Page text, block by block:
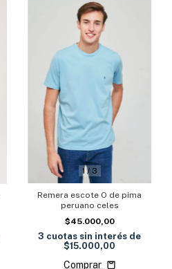
1/ 3
Remera escote O de pima
peruano celes
$45.000,00
3 cuotas sin interés de
$15.000,00
Comprar